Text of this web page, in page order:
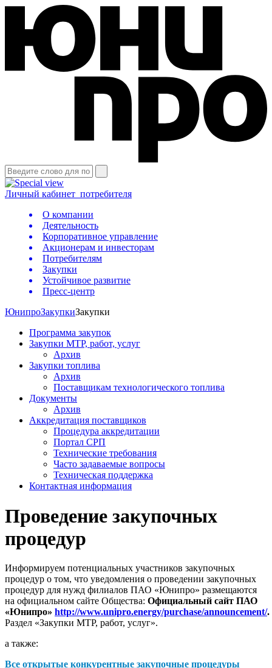
Личный кабинет потребителя
О компании
Деятельность
Корпоративное управление
Акционерам и инвесторам
Потребителям
Закупки
Устойчивое развитие
Пресс-центр
ЮнипроЗакупкиЗакупки
Программа закупок
Закупки МТР, работ, услуг
Архив
Закупки топлива
Архив
Поставщикам технологического топлива
Документы
Архив
Аккредитация поставщиков
Процедура аккредитации
Портал СРП
Технические требования
Часто задаваемые вопросы
Техническая поддержка
Контактная информация
Проведение закупочных
процедур
Информируем потенциальных участников закупочных
процедур о том, что уведомления о проведении закупочных
процедур для нужд филиалов ПАО «Юнипро» размещаются
на официальном сайте Общества: Официальный сайт ПАО
«Юнипро» http://www.unipro.energy/purchase/announcement/.
Раздел «Закупки МТР, работ, услуг».
а также:
Все открытые конкурентные закупочные процедуры